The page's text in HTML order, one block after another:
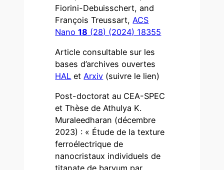
Fiorini-Debuisschert, and
François Treussart, ACS
Nano18 (28) (2024) 18355
Article consultable sur les
bases d’archives ouvertes
HAL et Arxiv (suivre le lien)
Post-doctorat au CEA-SPEC
et Thèse de Athulya K.
Muraleedharan (décembre
2023) : « Étude de la texture
ferroélectrique de
nanocristaux individuels de